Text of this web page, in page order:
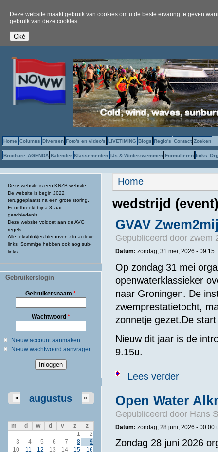
Deze website maakt gebruik van cookies om u de beste ervaring te geven
gebruik van deze cookies.
Home Columns Diversen Foto's en video's LIVETIMING Blogs Regio's Contact Zoeken
Brochure AGENDA Kalender Klassementen IJs & Winterzwemmen Formulieren links
Deze website is een KNZB-website.
De website is begin 2022
teruggeplaatst na een grote storing.
Er ontbreekt bijna 3 jaar
geschiedenis.
Deze website voldoet aan de AVG
regels.
Alle tekstblokjes hierboven zijn actieve
links. Sommige hebben ook nog sub-
links.
Gebruikerslogin
Gebruikersnaam*
Wachtwoord *
Nieuw account aanmaken
Nieuw wachtwoord aanvragen
augustus
« »
m d w d v z
z
1
2
3
4 5 6 7 8
9
10
11 12 13 14 15
16
U bent hier
Home
wedstrijd
GVAV
Gepubliceerd door zwem
Datum: zondag, 31 mei, 2026 - 09:15
Op zondag 31 mei
openwaterklassieker
naar Groningen. De
zwemprestatietocht,
zonnetje gezet.De
Nieuw dit jaar is de
9.15u.
Lees verderover GVAV
Open Water
Gepubliceerd door Hans
Datum: zondag, 28 juni, 2026 - 00:00
Zondag 28 juni 2026